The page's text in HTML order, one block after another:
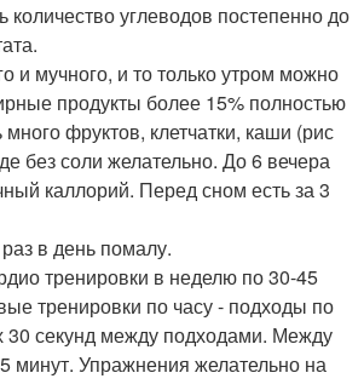
углеводов постепенно до
и мучного, и то только утром можно
продукты более 15% полностью
фруктов, клетчатки, каши (рис
без соли желательно. До 6 вечера
каллорий. Перед сном есть за 3
в день помалу.
тренировки в неделю по 30-45
тренировки по часу - подходы по
30 секунд между подходами. Между
минут. Упражнения желательно на